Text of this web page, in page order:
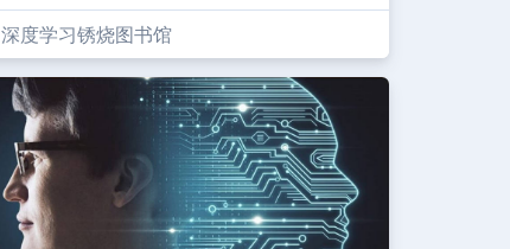
深度学习锈烧图书馆